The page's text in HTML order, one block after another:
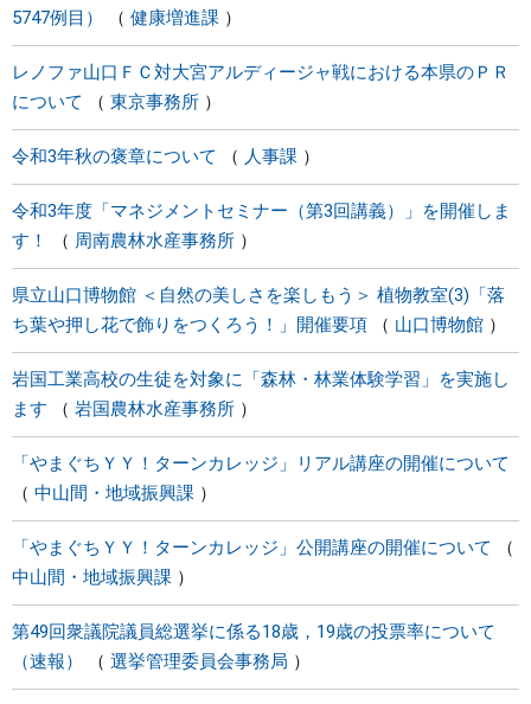
5747例目）
健康増進課
レノファ山口ＦＣ対大宮アルディージャ戦における本県のＰＲ
について
東京事務所
令和3年秋の褒章について 人事課
令和3年度「マネジメントセミナー（第3回講義）」を開催しま
す！
周南農林水産事務所
県立山口博物館 ＜自然の美しさを楽しもう＞ 植物教室(3)「落
ち葉や押し花で飾りをつくろう！」開催要項
山口博物館
岩国工業高校の生徒を対象に「森林・林業体験学習」を実施し
ます
岩国農林水産事務所
「やまぐちＹＹ！ターンカレッジ」リアル講座の開催について
中山間・地域振興課
「やまぐちＹＹ！ターンカレッジ」公開講座の開催について
中山間・地域振興課
第49回衆議院議員総選挙に係る18歳，19歳の投票率について
（速報）
選挙管理委員会事務局